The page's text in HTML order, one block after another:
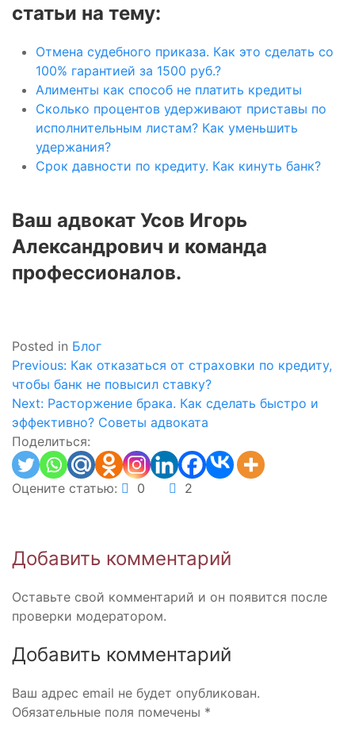
статьи на тему:
Отмена судебного приказа. Как это сделать со
100% гарантией за 1500 руб.?
Алименты как способ не платить кредиты
Сколько процентов удерживают приставы по
исполнительным листам? Как уменьшить
удержания?
Срок давности по кредиту. Как кинуть банк?
Ваш адвокат Усов Игорь
Александрович и команда
профессионалов.
Posted in Блог
Навигация
по
записям
Previous: Как отказаться от страховки по кредиту,
чтобы банк не повысил ставку?
Next: Расторжение брака. Как сделать быстро и
эффективно? Советы адвоката
Поделиться:
Оцените статью: 0 2
Добавить комментарий
Оставьте свой комментарий и он появится после
проверки модератором.
Добавить комментарий
Ваш адрес email не будет опубликован.
Обязательные поля помечены *